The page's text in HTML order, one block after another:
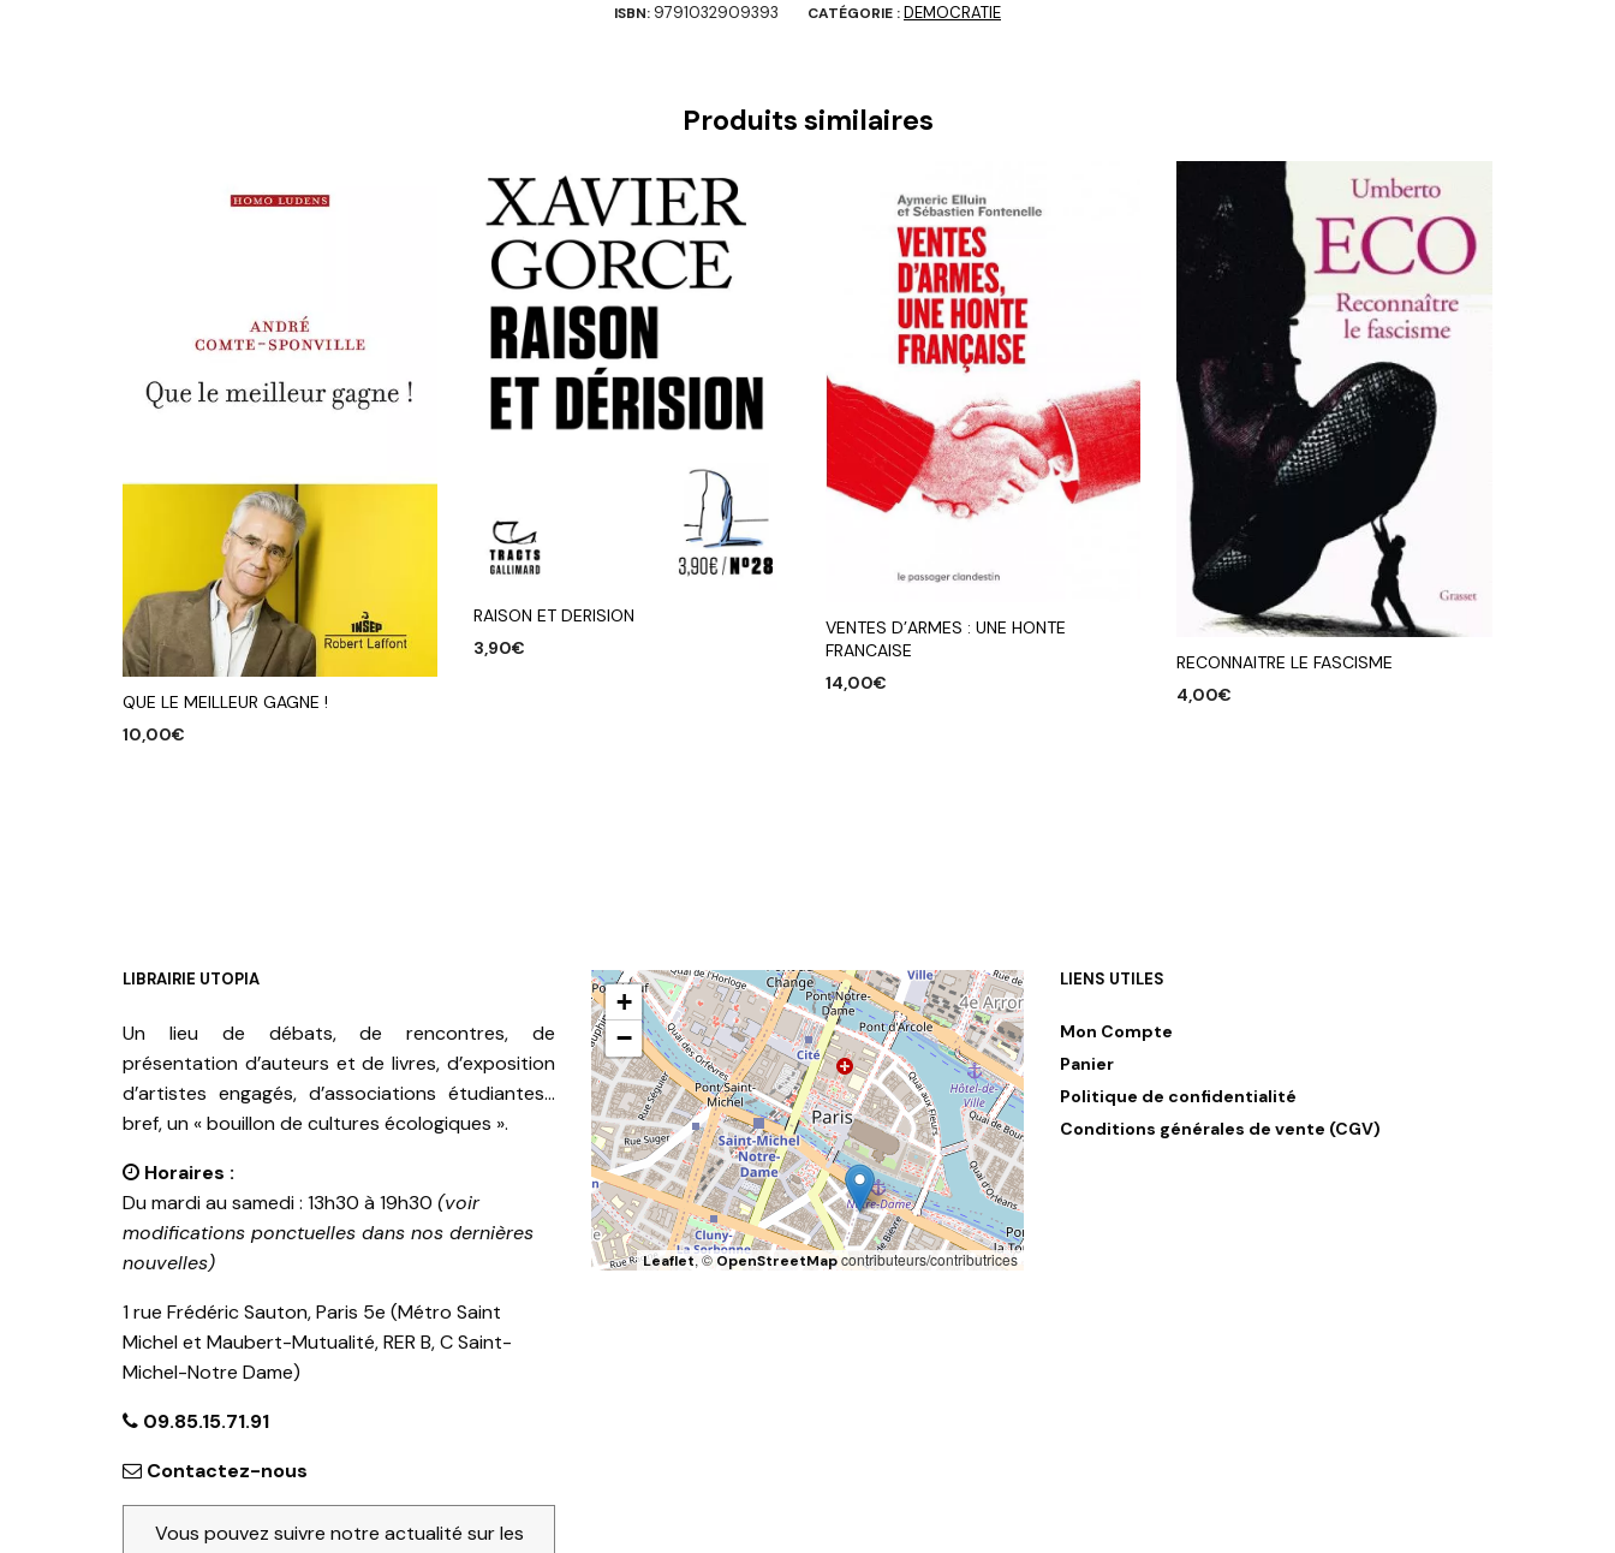
ISBN: 9791032909393 CATÉGORIE :DEMOCRATIE
Produits similaires
QUE LE MEILLEUR GAGNE !
10,00€
RAISON ET DERISION
3,90€
VENTES D’ARMES : UNE HONTE
FRANCAISE
14,00€
RECONNAITRE LE FASCISME
4,00€
LIBRAIRIE UTOPIA
Un lieu de débats, de rencontres, de
présentation d’auteurs et de livres, d’exposition
d’artistes engagés, d’associations étudiantes…
bref, un « bouillon de cultures écologiques ».
Horaires :
Du mardi au samedi : 13h30 à 19h30 (voir
modifications ponctuelles dans nos dernières
nouvelles)
1 rue Frédéric Sauton, Paris 5e (Métro Saint
Michel et Maubert-Mutualité, RER B, C Saint-
Michel-Notre Dame)
09.85.15.71.91
Contactez-nous
Vous pouvez suivre notre actualité sur les
+
−
Leaflet, ©OpenStreetMapcontributeurs/contributrices
LIENS UTILES
Mon Compte
Panier
Politique de confidentialité
Conditions générales de vente (CGV)